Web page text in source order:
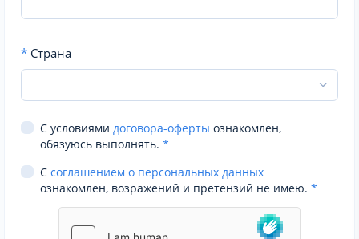
* Страна
С условиями договора-оферты ознакомлен,
обязуюсь выполнять. *
С соглашением о персональных данных
ознакомлен, возражений и претензий не имею. *